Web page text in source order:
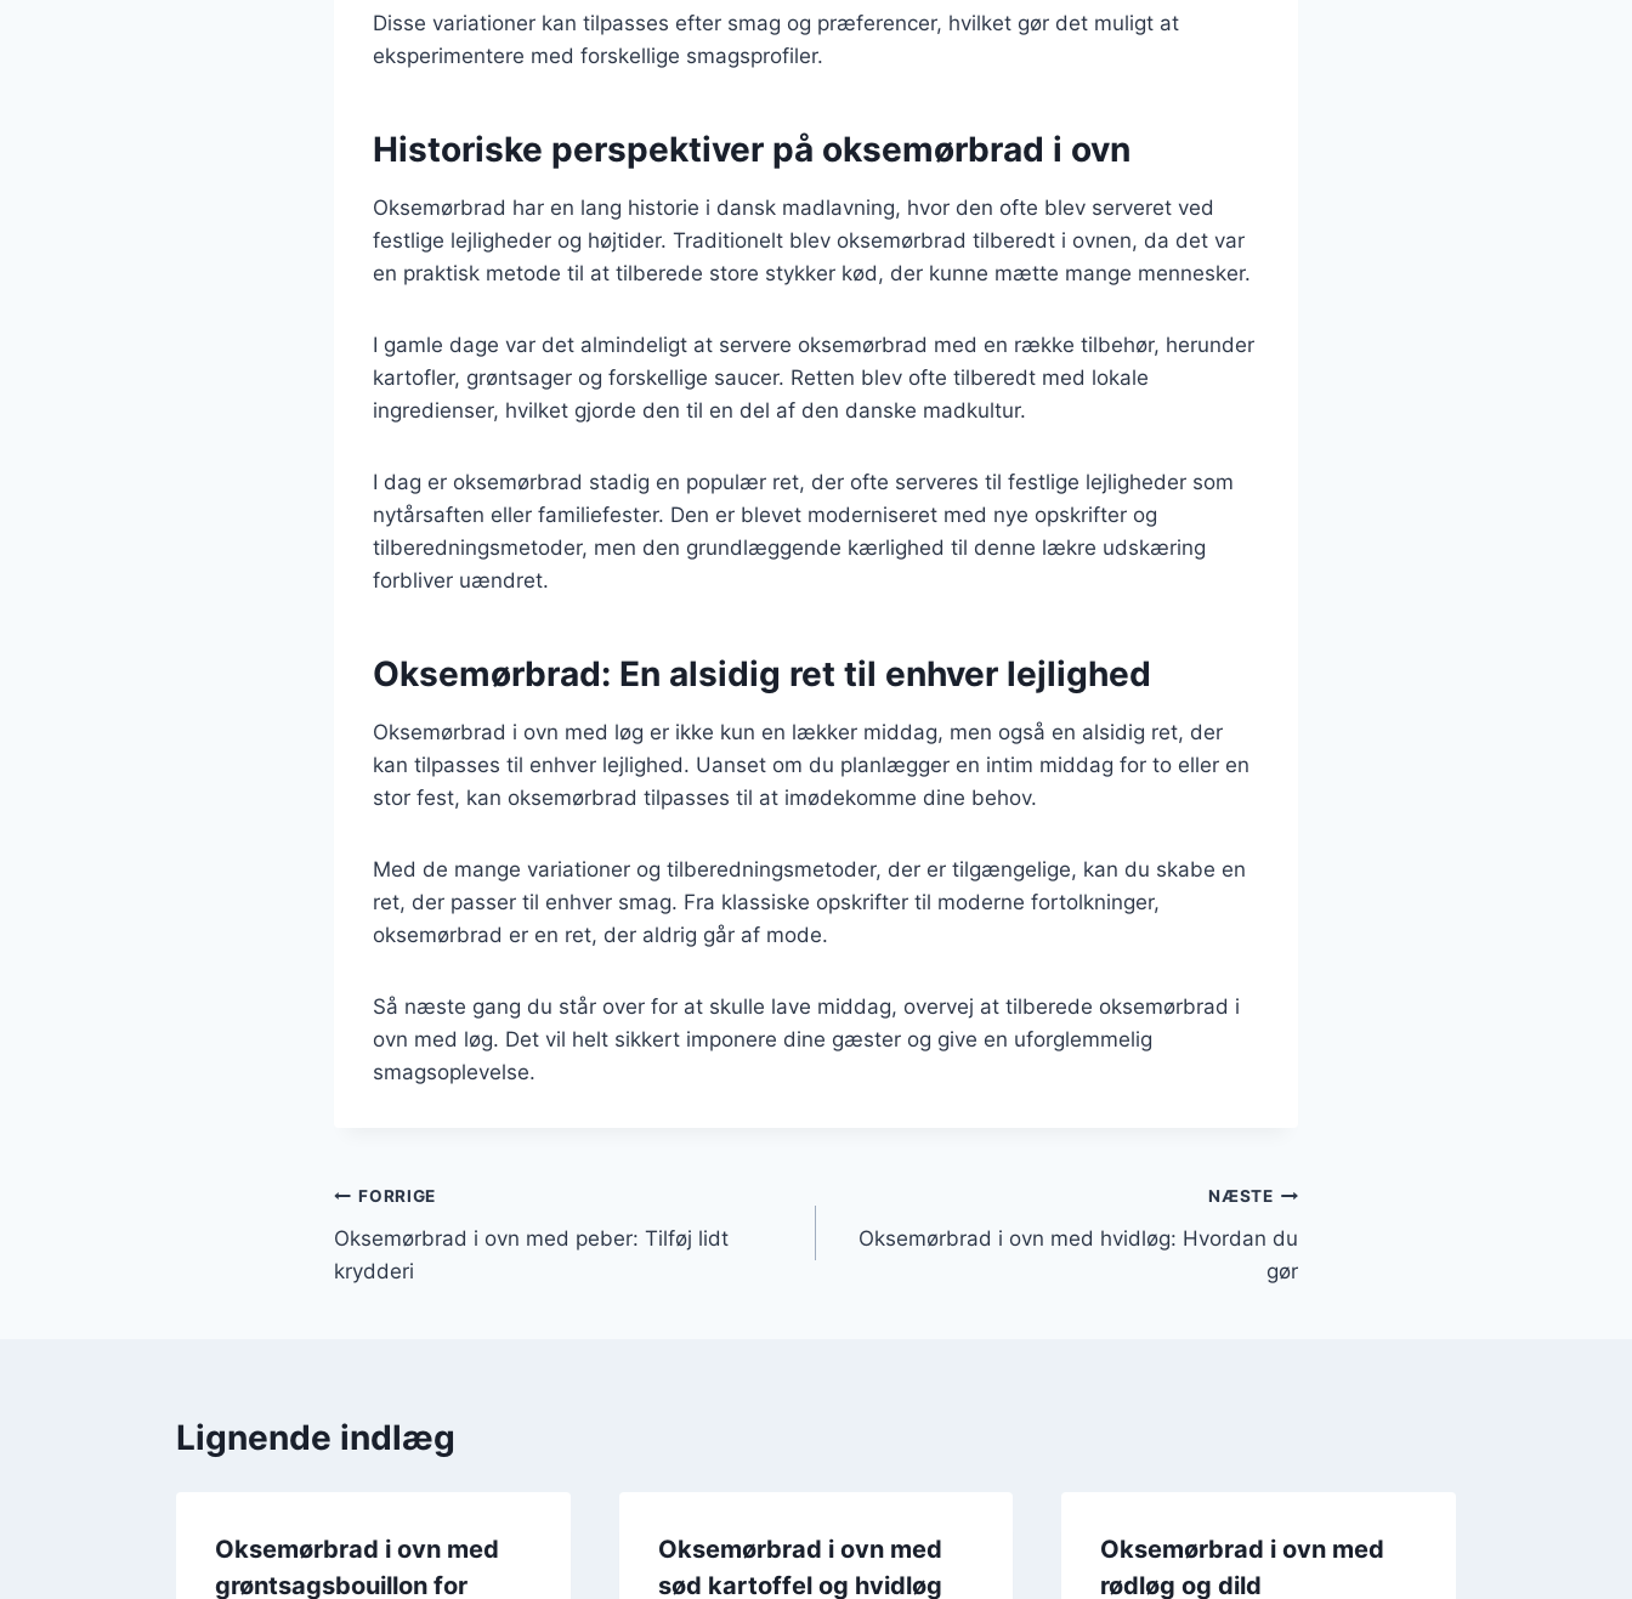
Disse variationer kan tilpasses efter smag og præferencer, hvilket gør det muligt at
eksperimentere med forskellige smagsprofiler.
Historiske perspektiver på oksemørbrad i ovn
Oksemørbrad har en lang historie i dansk madlavning, hvor den ofte blev serveret ved
festlige lejligheder og højtider. Traditionelt blev oksemørbrad tilberedt i ovnen, da det var
en praktisk metode til at tilberede store stykker kød, der kunne mætte mange mennesker.
I gamle dage var det almindeligt at servere oksemørbrad med en række tilbehør, herunder
kartofler, grøntsager og forskellige saucer. Retten blev ofte tilberedt med lokale
ingredienser, hvilket gjorde den til en del af den danske madkultur.
I dag er oksemørbrad stadig en populær ret, der ofte serveres til festlige lejligheder som
nytårsaften eller familiefester. Den er blevet moderniseret med nye opskrifter og
tilberedningsmetoder, men den grundlæggende kærlighed til denne lækre udskæring
forbliver uændret.
Oksemørbrad: En alsidig ret til enhver lejlighed
Oksemørbrad i ovn med løg er ikke kun en lækker middag, men også en alsidig ret, der
kan tilpasses til enhver lejlighed. Uanset om du planlægger en intim middag for to eller en
stor fest, kan oksemørbrad tilpasses til at imødekomme dine behov.
Med de mange variationer og tilberedningsmetoder, der er tilgængelige, kan du skabe en
ret, der passer til enhver smag. Fra klassiske opskrifter til moderne fortolkninger,
oksemørbrad er en ret, der aldrig går af mode.
Så næste gang du står over for at skulle lave middag, overvej at tilberede oksemørbrad i
ovn med løg. Det vil helt sikkert imponere dine gæster og give en uforglemmelig
smagsoplevelse.
Indlægsnavigation
FORRIGE
Oksemørbrad i ovn med peber: Tilføj lidt
krydderi
NÆSTE
Oksemørbrad i ovn med hvidløg: Hvordan du
gør
Lignende indlæg
Oksemørbrad i ovn med
grøntsagsbouillon for
Oksemørbrad i ovn med
sød kartoffel og hvidløg
Oksemørbrad i ovn med
rødløg og dild